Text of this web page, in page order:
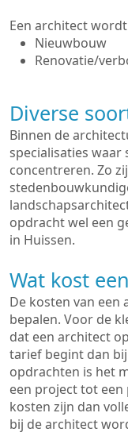
Een architect
Nieuwbouw
Renovatie/
Diverse
Binnen de
specialisaties waar
concentreren. Zo
opdracht wel een
in Huissen.
Wat kost
De kosten van
bepalen. Voor de
dat een architect
tarief begint dan
opdrachten is het
een project tot een
kosten zijn dan
bij de architect